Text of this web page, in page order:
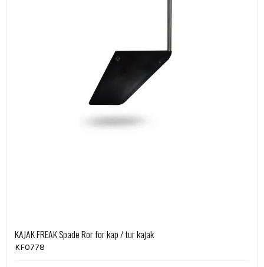
KAJAK FREAK Spade Ror for kap / tur kajak
KF0778